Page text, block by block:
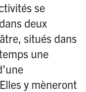
se
deux
situés dans
une
y mèneront